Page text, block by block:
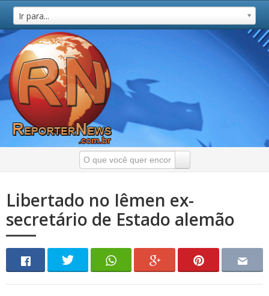
Ir para...
Libertado no Iêmen ex-
secretário de Estado alemão